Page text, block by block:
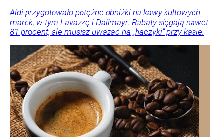
Aldi przygotowało potężne obniżki na kawy kultowych
marek, w tym Lavazzę i Dallmayr. Rabaty sięgają nawet
81 procent, ale musisz uważać na „haczyki” przy kasie.